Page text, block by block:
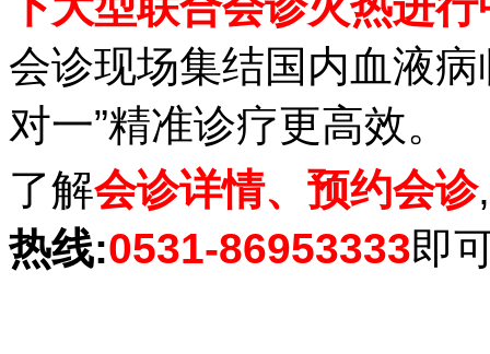
会诊现场集结国内血液
对一”精准诊疗更高效。
了解会诊详情、预约会诊
热线:0531-86953333即